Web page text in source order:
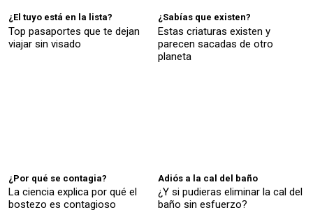
¿El tuyo está en la lista?
Top pasaportes que te dejan
viajar sin visado
¿Sabías que existen?
Estas criaturas existen y
parecen sacadas de otro
planeta
¿Por qué se contagia?
La ciencia explica por qué el
bostezo es contagioso
Adiós a la cal del baño
¿Y si pudieras eliminar la cal del
baño sin esfuerzo?